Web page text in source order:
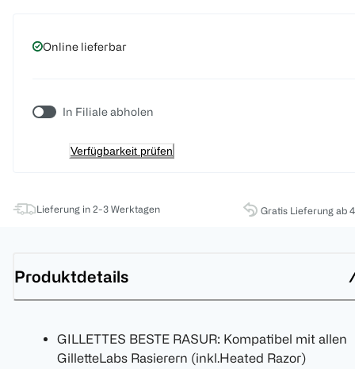
Online lieferbar
In Filiale abholen
Verfügbarkeit prüfen
Lieferung in 2-3 Werktagen Gratis Lieferung ab
Produktdetails
GILLETTES BESTE RASUR: Kompatibel mit allen
GilletteLabs Rasierern (inkl.Heated Razor)